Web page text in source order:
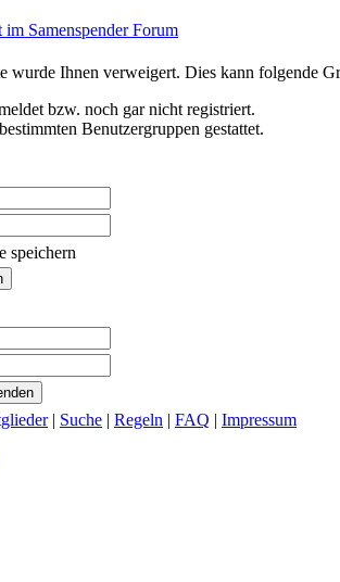
wurde Ihnen verweigert. Dies kann folgende
bzw. noch gar nicht registriert.
Benutzergruppen gestattet.
speichern
| Suche | Regeln | FAQ | Impressum